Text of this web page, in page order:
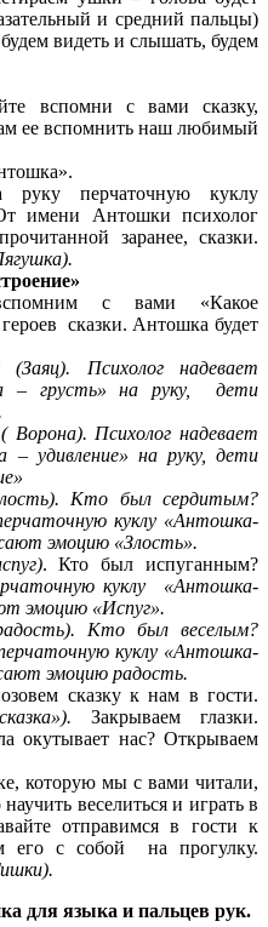
и средний пальцы)
видеть и слышать, будем
вспомни с вами сказку,
ее вспомнить наш любимый
руку перчаточную куклу
имени Антошки психолог
заранее, сказки.
с вами «Какое
сказки. Антошка будет
Психолог надевает
– грусть» на руку, дети
Психолог надевает
– удивление» на руку, дети
Кто был сердитым?
куклу «Антошка-
эмоцию «Злость».
. Кто был испуганным?
куклу «Антошка-
эмоцию «Испуг».
Кто был веселым?
куклу «Антошка-
эмоцию радость.
сказку к нам в гости.
Закрываем глазки.
окутывает нас? Открываем
которую мы с вами читали,
веселиться и играть в
отправимся в гости к
его с собой на прогулку.
для языка и пальцев рук.